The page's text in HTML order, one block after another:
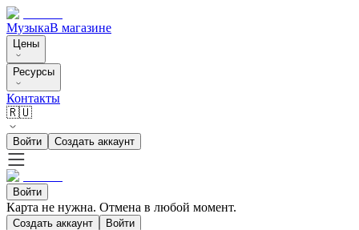
МузыкаВ магазине
Цены
Ресурсы
Контакты
🇷🇺
Войти Создать аккаунт
Войти
Карта не нужна. Отмена в любой момент.
Создать аккаунт Войти